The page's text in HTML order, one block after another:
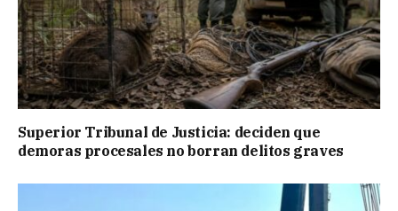
Superior Tribunal de Justicia: deciden que
demoras procesales no borran delitos graves